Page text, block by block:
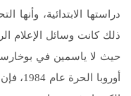
دراستها الابتدائية،
ذلك كانت وسائل الإعلام
حيث لا ياسمين في
أوروبا